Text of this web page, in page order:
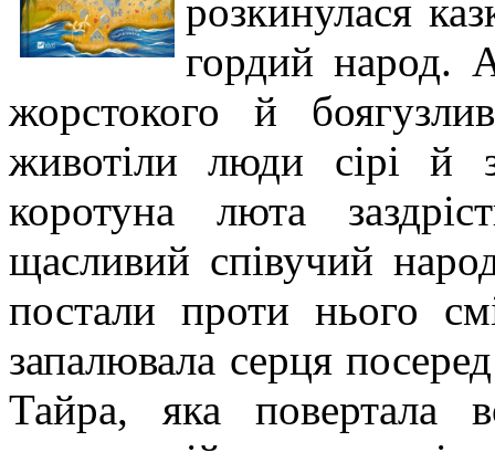
розкинулася
гордий народ.
жорстокого й
животіли люди сірі й
коротуна люта
щасливий співучий
постали проти нього
запалювала серця
Тайра, яка повертала